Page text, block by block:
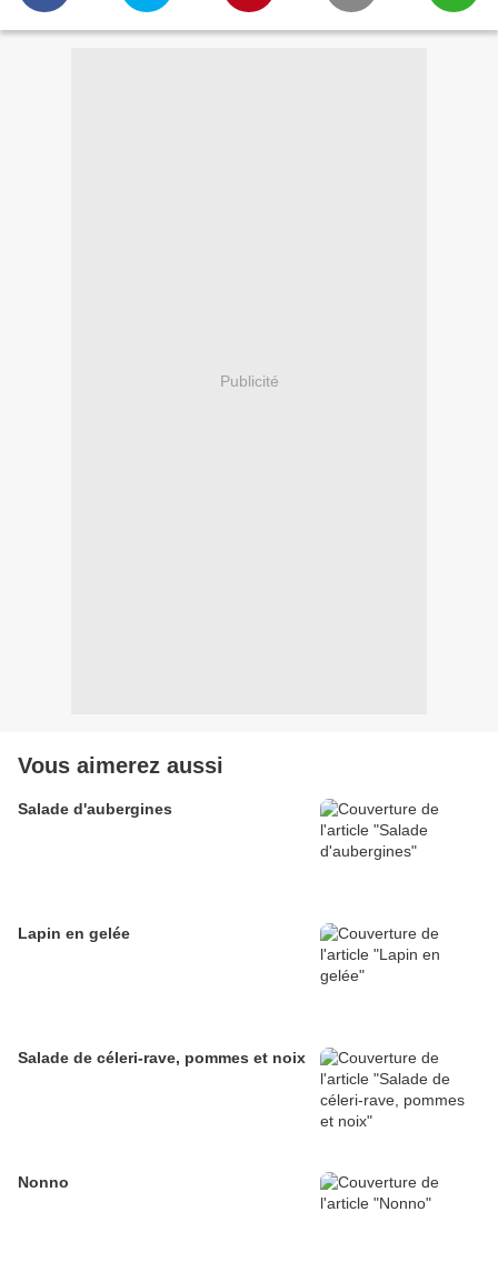
Publicité
Vous aimerez aussi
Salade d'aubergines
Lapin en gelée
Salade de céleri-rave, pommes et noix
Nonno